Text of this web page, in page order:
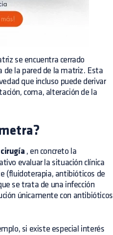
se encuentra cerrado
de la pared de la matriz. Esta
que incluso puede derivar
coma, alteración de la
cirugía , en concreto la
evaluar la situación clínica
(fluidoterapia, antibióticos de
se trata de una infección
únicamente con antibióticos
si existe especial interés